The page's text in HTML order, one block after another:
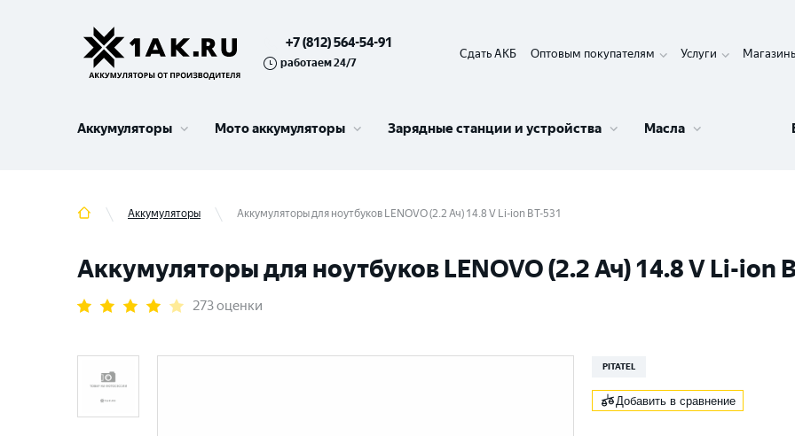
+7 (812) 564-54-91
работаем 24/7
Сдать АКБ Оптовым покупателям Услуги
Аккумуляторы Мото аккумуляторы Зарядные станции и устройства Масла
Аккумуляторы Аккумуляторы для ноутбуков LENOVO (2.2 Ач) 14.8 V Li-ion BT-531
Аккумуляторы для ноутбуков LENOVO (2.2 Ач) 14.8 V Li-ion
273 оценки
PITATEL
Добавить в сравнение